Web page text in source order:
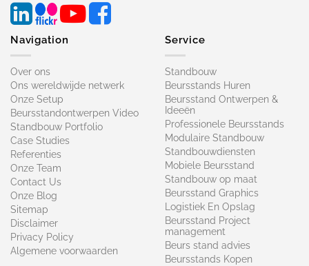
Navigation
Over ons
Ons wereldwijde netwerk
Onze Setup
Beursstandontwerpen Video
Standbouw Portfolio
Case Studies
Referenties
Onze Team
Contact Us
Onze Blog
Sitemap
Disclaimer
Privacy Policy
Algemene voorwaarden
Service
Standbouw
Beursstands Huren
Beursstand Ontwerpen &
Ideeën
Professionele Beursstands
Modulaire Standbouw
Standbouwdiensten
Mobiele Beursstand
Standbouw op maat​
Beursstand Graphics
Logistiek En Opslag
Beursstand Project
management
Beurs stand advies
Beursstands Kopen